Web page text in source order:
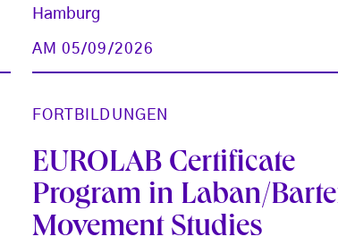
Hamburg
AM 05/09/2026
FORTBILDUNGEN
EUROLAB Certificate
Program in Laban/
Movement Studies